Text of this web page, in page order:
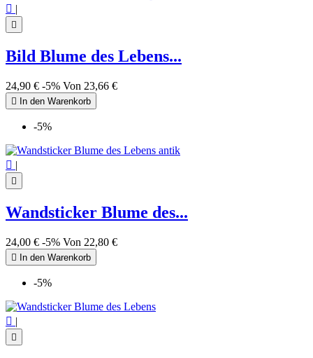
 |

Bild Blume des Lebens...
24,90 € -5% Von 23,66 €
 In den Warenkorb
-5%
 |

Wandsticker Blume des...
24,00 € -5% Von 22,80 €
 In den Warenkorb
-5%
 |
